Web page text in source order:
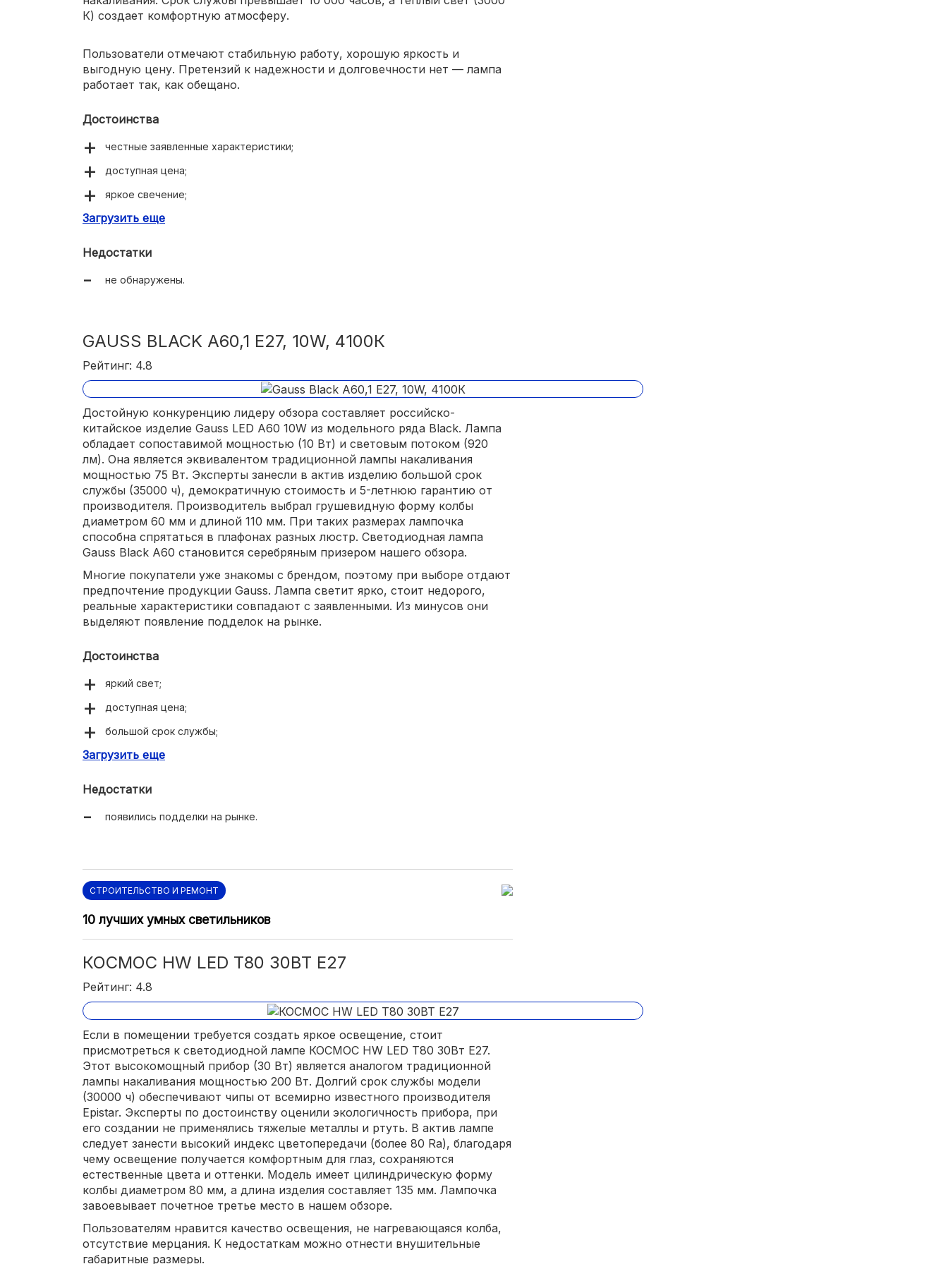
К) создает комфортную атмосферу.
Пользователи отмечают стабильную работу, хорошую яркость и
выгодную цену. Претензий к надежности и долговечности нет — лампа
работает так, как обещано.
Достоинства
честные заявленные характеристики;
доступная цена;
яркое свечение;
длительный срок службы.
Загрузить еще
Недостатки
не обнаружены.
GAUSS BLACK A60,1 E27, 10W, 4100К
Рейтинг: 4.8
Достойную конкуренцию лидеру обзора составляет российско-
китайское изделие Gauss LED A60 10W из модельного ряда Black. Лампа
обладает сопоставимой мощностью (10 Вт) и световым потоком (920
лм). Она является эквивалентом традиционной лампы накаливания
мощностью 75 Вт. Эксперты занесли в актив изделию большой срок
службы (35000 ч), демократичную стоимость и 5-летнюю гарантию от
производителя. Производитель выбрал грушевидную форму колбы
диаметром 60 мм и длиной 110 мм. При таких размерах лампочка
способна спрятаться в плафонах разных люстр. Светодиодная лампа
Gauss Black A60 становится серебряным призером нашего обзора.
Многие покупатели уже знакомы с брендом, поэтому при выборе отдают
предпочтение продукции Gauss. Лампа светит ярко, стоит недорого,
реальные характеристики совпадают с заявленными. Из минусов они
выделяют появление подделок на рынке.
Достоинства
яркий свет;
доступная цена;
большой срок службы;
качественное изготовление.
Загрузить еще
Недостатки
появились подделки на рынке.
СТРОИТЕЛЬСТВО И РЕМОНТ
10 лучших умных светильников
КОСМОС HW LED Т80 30ВТ Е27
Рейтинг: 4.8
Если в помещении требуется создать яркое освещение, стоит
присмотреться к светодиодной лампе КОСМОС HW LED Т80 30Вт Е27.
Этот высокомощный прибор (30 Вт) является аналогом традиционной
лампы накаливания мощностью 200 Вт. Долгий срок службы модели
(30000 ч) обеспечивают чипы от всемирно известного производителя
Epistar. Эксперты по достоинству оценили экологичность прибора, при
его создании не применялись тяжелые металлы и ртуть. В актив лампе
следует занести высокий индекс цветопередачи (более 80 Ra), благодаря
чему освещение получается комфортным для глаз, сохраняются
естественные цвета и оттенки. Модель имеет цилиндрическую форму
колбы диаметром 80 мм, а длина изделия составляет 135 мм. Лампочка
завоевывает почетное третье место в нашем обзоре.
Пользователям нравится качество освещения, не нагревающаяся колба,
отсутствие мерцания. К недостаткам можно отнести внушительные
габаритные размеры.